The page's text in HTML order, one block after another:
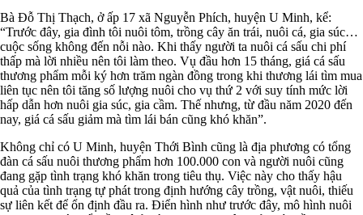
Bà Ðỗ Thị Thạch, ở ấp 17 xã Nguyễn Phích, huyện U Minh, kể:
“Trước đây, gia đình tôi nuôi tôm, trồng cây ăn trái, nuôi cá, gia súc…
cuộc sống không đến nỗi nào. Khi thấy người ta nuôi cá sấu chi phí
thấp mà lời nhiều nên tôi làm theo. Vụ đầu hơn 15 tháng, giá cá sấu
thương phẩm mỗi ký hơn trăm ngàn đồng trong khi thương lái tìm mua
liên tục nên tôi tăng số lượng nuôi cho vụ thứ 2 với suy tính mức lời
hấp dẫn hơn nuôi gia súc, gia cầm. Thế nhưng, từ đầu năm 2020 đến
nay, giá cá sấu giảm mà tìm lái bán cũng khó khăn”.
Không chỉ có U Minh, huyện Thới Bình cũng là địa phương có tổng
đàn cá sấu nuôi thương phẩm hơn 100.000 con và người nuôi cũng
đang gặp tình trạng khó khăn trong tiêu thụ. Việc này cho thấy hậu
quả của tình trạng tự phát trong định hướng cây trồng, vật nuôi, thiếu
sự liên kết để ổn định đầu ra. Ðiển hình như trước đây, mô hình nuôi